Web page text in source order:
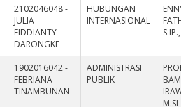
2102046048 -
JULIA
FIDDIANTY
DARONGKE
HUBUNGAN
INTERNASIONAL
1902016042 -
FEBRIANA
TINAMBUNAN
ADMINISTRASI
PUBLIK
M.SI